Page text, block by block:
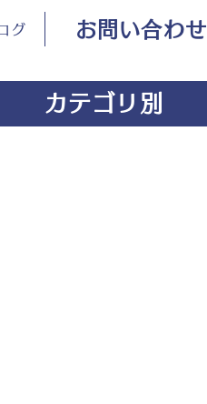
グ お問い合わせ
カテゴリ別